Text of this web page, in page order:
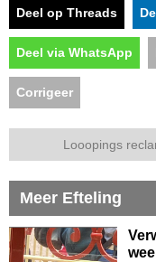
Deel op Threads
Deel via WhatsApp
Corrigeer
Looopings
Meer Efteling